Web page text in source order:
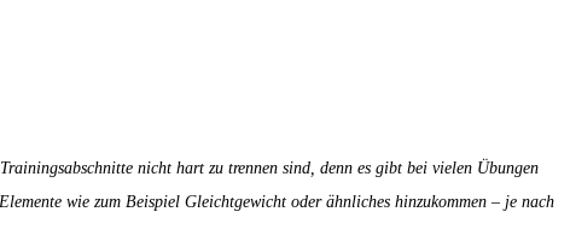
nicht hart zu trennen sind, denn es gibt bei vielen Übungen
wie zum Beispiel Gleichtgewicht oder ähnliches hinzukommen – je nach